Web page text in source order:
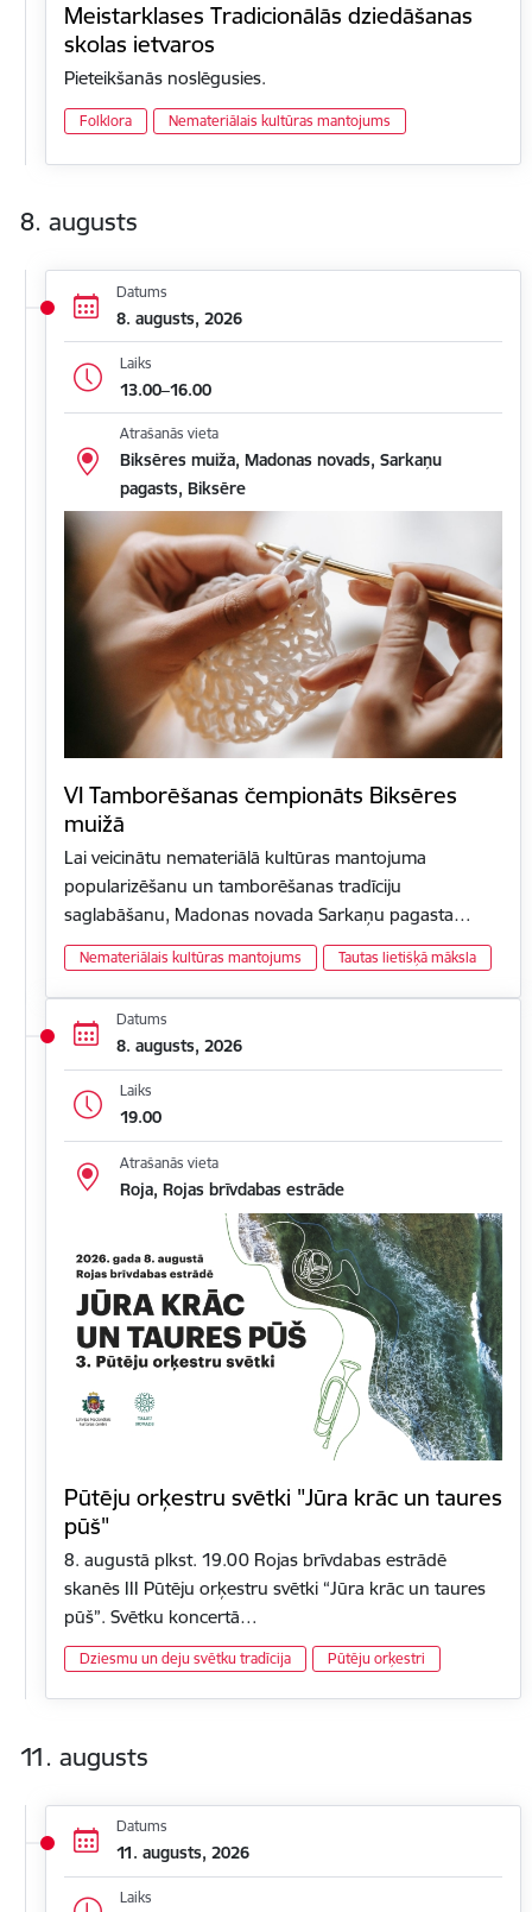
Meistarklases Tradicionālās dziedāšanas
skolas ietvaros
Pieteikšanās noslēgusies.
Folklora Nemateriālais kultūras mantojums
8. augusts
Datums
8. augusts, 2026
Laiks
13.00–16.00
Atrašanās vieta
Biksēres muiža, Madonas novads, Sarkaņu
pagasts, Biksēre
VI Tamborēšanas čempionāts Biksēres
muižā
Lai veicinātu nemateriālā kultūras mantojuma
popularizēšanu un tamborēšanas tradīciju
saglabāšanu, Madonas novada Sarkaņu pagasta…
Nemateriālais kultūras mantojums Tautas lietišķā māksla
Datums
8. augusts, 2026
Laiks
19.00
Atrašanās vieta
Roja, Rojas brīvdabas estrāde
Pūtēju orķestru svētki "Jūra krāc un taures
pūš"
8. augustā plkst. 19.00 Rojas brīvdabas estrādē
skanēs III Pūtēju orķestru svētki “Jūra krāc un taures
pūš”. Svētku koncertā…
Dziesmu un deju svētku tradīcija Pūtēju orķestri
11. augusts
Datums
11. augusts, 2026
Laiks